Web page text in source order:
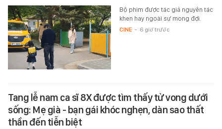
Bộ phim được tác giả nguyên tác
khen hay ngoài sự mong đợi.
CINE - 6 giờ trước
Tang lễ nam ca sĩ 8X được tìm thấy tử vong dưới
sống: Mẹ già - bạn gái khóc nghẹn, dàn sao thất
thần đến tiễn biệt